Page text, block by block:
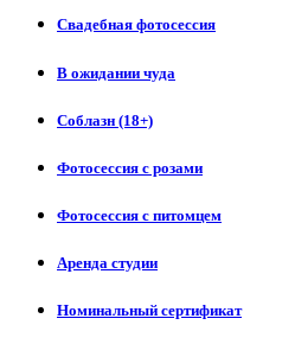
Свадебная фотосессия
В ожидании чуда
Соблазн (18+)
Фотосессия с розами
Фотосессия с питомцем
Аренда студии
Номинальный сертификат